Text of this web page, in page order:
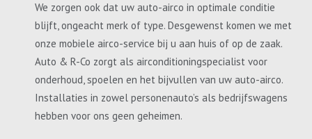
We zorgen ook dat uw auto-airco in optimale conditie
blijft, ongeacht merk of type. Desgewenst komen we met
onze mobiele airco-service bij u aan huis of op de zaak.
Auto & R-Co zorgt als airconditioningspecialist voor
onderhoud, spoelen en het bijvullen van uw auto-airco.
Installaties in zowel personenauto’s als bedrijfswagens
hebben voor ons geen geheimen.